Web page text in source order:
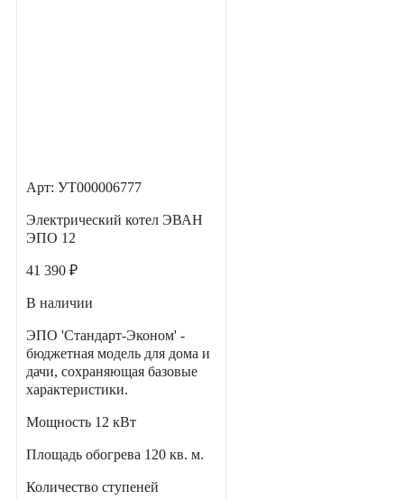
Арт: УТ000006777
Электрический котел ЭВАН
ЭПО 12
41 390 ₽
В наличии
ЭПО 'Стандарт-Эконом' -
бюджетная модель для дома и
дачи, сохраняющая базовые
характеристики.
Мощность 12 кВт
Площадь обогрева 120 кв. м.
Количество ступеней